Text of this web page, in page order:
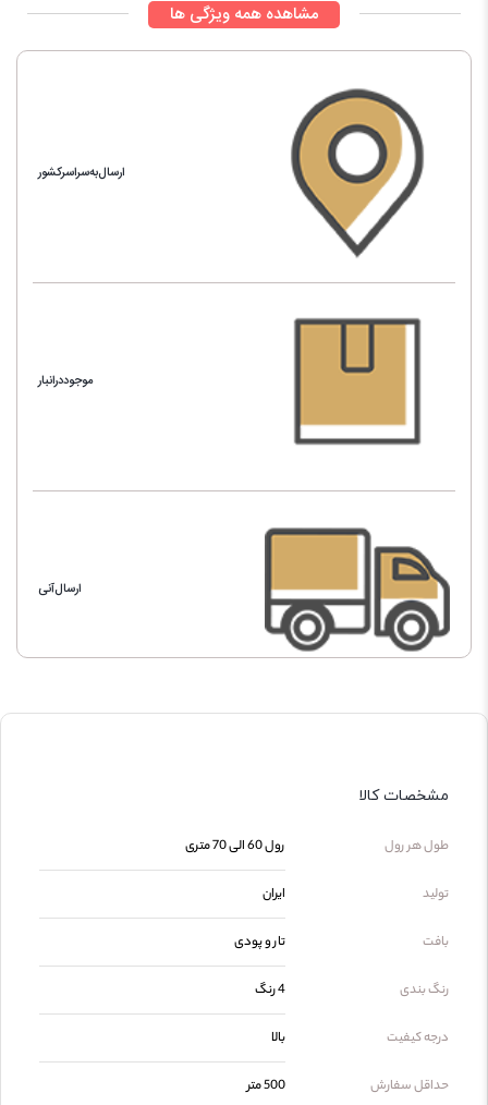
مشاهده همه ویژگی ها
ارسال‌به‌سراسرکشور
موجوددرانبار
ارسال‌آنی
مشخصات کالا
طول هر رول رول 60 الی 70 متری
تولید ایران
بافت تار و پودی
رنگ بندی 4 رنگ
درجه کیفیت بالا
حداقل سفارش 500 متر